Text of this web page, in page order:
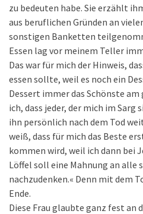
zu bedeuten habe. Sie erzählt
aus beruflichen Gründen an
sonstigen Banketten
Essen lag vor meinem Teller
Das war für mich der Hinweis,
essen sollte, weil es noch ein
Dessert immer das Schönste am
ich, dass jeder, der mich im
ihn persönlich nach dem Tod
weiß, dass für mich das Beste
kommen wird, weil ich dann bei
Löffel soll eine Mahnung an alle
nachzudenken.« Denn mit dem
Ende.
Diese Frau glaubte ganz fest an